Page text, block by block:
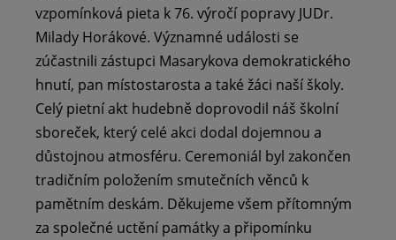
vzpomínková pieta k 76. výročí popravy JUDr.
Milady Horákové. Významné události se
zúčastnili zástupci Masarykova demokratického
hnutí, pan místostarosta a také žáci naší školy.
Celý pietní akt hudebně doprovodil náš školní
sboreček, který celé akci dodal dojemnou a
důstojnou atmosféru. Ceremoniál byl zakončen
tradičním položením smutečních věnců k
pamětním deskám. Děkujeme všem přítomným
za společné uctění památky a připomínku